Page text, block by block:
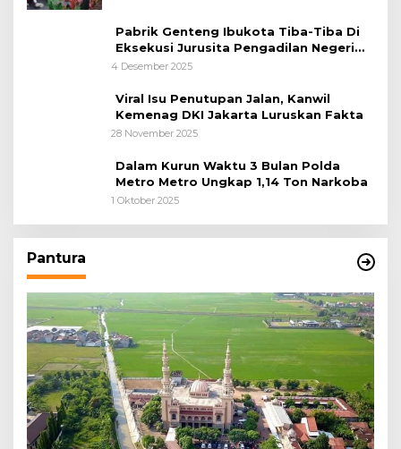
Pabrik Genteng Ibukota Tiba-Tiba Di
Eksekusi Jurusita Pengadilan Negeri
Tangerang, Diduga Cacat Hukum Sejak
4 Desember 2025
Viral Isu Penutupan Jalan, Kanwil
Kemenag DKI Jakarta Luruskan Fakta
28 November 2025
Dalam Kurun Waktu 3 Bulan Polda
Metro Metro Ungkap 1,14 Ton Narkoba
1 Oktober 2025
Pantura